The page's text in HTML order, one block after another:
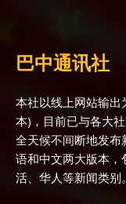
巴中通讯社
本社以线上网站输出
本)，目前已与各大
全天候不间断地发
语和中文两大版本
活、华人等新闻类别。